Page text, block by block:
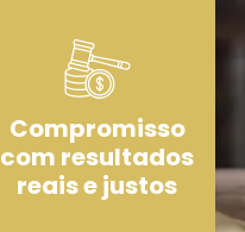
Compromisso
com resultados
reais e justos